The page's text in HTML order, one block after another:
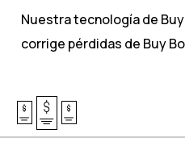
Nuestra tecnología de
corrige pérdidas de Buy